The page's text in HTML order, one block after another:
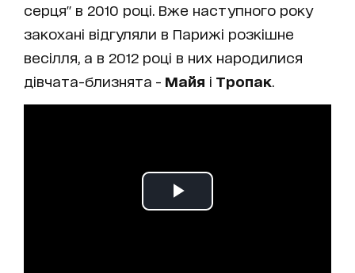
серця" в 2010 році. Вже наступного року
закохані відгуляли в Парижі розкішне
весілля, а в 2012 році в них народилися
дівчата-близнята - Майя і Тропак